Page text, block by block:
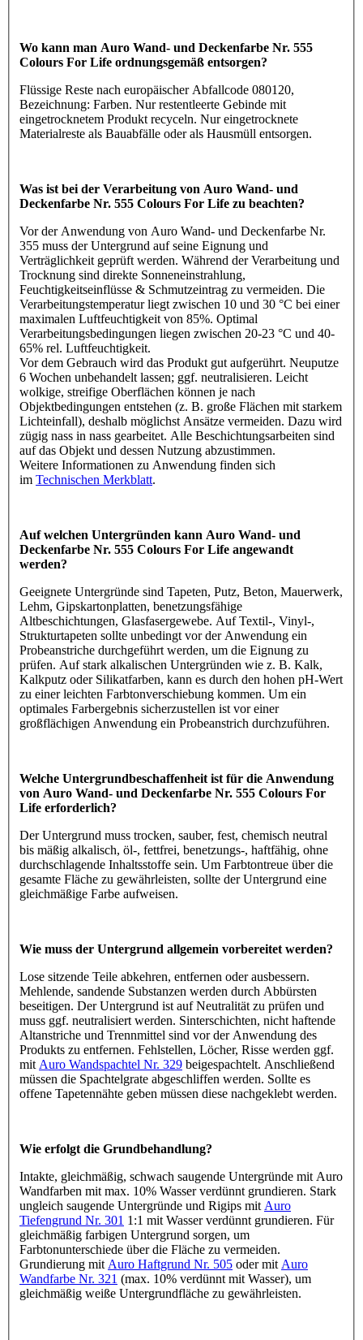
Wo kann man Auro Wand- und Deckenfarbe Nr. 555
Colours For Life ordnungsgemäß entsorgen?
Flüssige Reste nach europäischer Abfallcode 080120,
Bezeichnung: Farben. Nur restentleerte Gebinde mit
eingetrocknetem Produkt recyceln. Nur eingetrocknete
Materialreste als Bauabfälle oder als Hausmüll entsorgen.
Was ist bei der Verarbeitung von Auro Wand- und
Deckenfarbe Nr. 555 Colours For Life zu beachten?
Vor der Anwendung von Auro Wand- und Deckenfarbe Nr.
355 muss der Untergrund auf seine Eignung und
Verträglichkeit geprüft werden. Während der Verarbeitung und
Trocknung sind direkte Sonneneinstrahlung,
Feuchtigkeitseinflüsse & Schmutzeintrag zu vermeiden. Die
Verarbeitungstemperatur liegt zwischen 10 und 30 °C bei einer
maximalen Luftfeuchtigkeit von 85%. Optimal
Verarbeitungsbedingungen liegen zwischen 20-23 °C und 40-
65% rel. Luftfeuchtigkeit.
Vor dem Gebrauch wird das Produkt gut aufgerührt. Neuputze
6 Wochen unbehandelt lassen; ggf. neutralisieren. Leicht
wolkige, streifige Oberflächen können je nach
Objektbedingungen entstehen (z. B. große Flächen mit starkem
Lichteinfall), deshalb möglichst Ansätze vermeiden. Dazu wird
zügig nass in nass gearbeitet. Alle Beschichtungsarbeiten sind
auf das Objekt und dessen Nutzung abzustimmen.
Weitere Informationen zu Anwendung finden sich
im Technischen Merkblatt.
Auf welchen Untergründen kann Auro Wand- und
Deckenfarbe Nr. 555 Colours For Life angewandt
werden?
Geeignete Untergründe sind Tapeten, Putz, Beton, Mauerwerk,
Lehm, Gipskartonplatten, benetzungsfähige
Altbeschichtungen, Glasfasergewebe. Auf Textil-, Vinyl-,
Strukturtapeten sollte unbedingt vor der Anwendung ein
Probeanstriche durchgeführt werden, um die Eignung zu
prüfen. Auf stark alkalischen Untergründen wie z. B. Kalk,
Kalkputz oder Silikatfarben, kann es durch den hohen pH-Wert
zu einer leichten Farbtonverschiebung kommen. Um ein
optimales Farbergebnis sicherzustellen ist vor einer
großflächigen Anwendung ein Probeanstrich durchzuführen.
Welche Untergrundbeschaffenheit ist für die Anwendung
von Auro Wand- und Deckenfarbe Nr. 555 Colours For
Life erforderlich?
Der Untergrund muss trocken, sauber, fest, chemisch neutral
bis mäßig alkalisch, öl-, fettfrei, benetzungs-, haftfähig, ohne
durchschlagende Inhaltsstoffe sein. Um Farbtontreue über die
gesamte Fläche zu gewährleisten, sollte der Untergrund eine
gleichmäßige Farbe aufweisen.
Wie muss der Untergrund allgemein vorbereitet werden?
Lose sitzende Teile abkehren, entfernen oder ausbessern.
Mehlende, sandende Substanzen werden durch Abbürsten
beseitigen. Der Untergrund ist auf Neutralität zu prüfen und
muss ggf. neutralisiert werden. Sinterschichten, nicht haftende
Altanstriche und Trennmittel sind vor der Anwendung des
Produkts zu entfernen. Fehlstellen, Löcher, Risse werden ggf.
mit Auro Wandspachtel Nr. 329 beigespachtelt. Anschließend
müssen die Spachtelgrate abgeschliffen werden. Sollte es
offene Tapetennähte geben müssen diese nachgeklebt werden.
Wie erfolgt die Grundbehandlung?
Intakte, gleichmäßig, schwach saugende Untergründe mit Auro
Wandfarben mit max. 10% Wasser verdünnt grundieren. Stark
ungleich saugende Untergründe und Rigips mit Auro
Tiefengrund Nr. 301 1:1 mit Wasser verdünnt grundieren. Für
gleichmäßig farbigen Untergrund sorgen, um
Farbtonunterschiede über die Fläche zu vermeiden.
Grundierung mit Auro Haftgrund Nr. 505 oder mit Auro
Wandfarbe Nr. 321 (max. 10% verdünnt mit Wasser), um
gleichmäßig weiße Untergrundfläche zu gewährleisten.